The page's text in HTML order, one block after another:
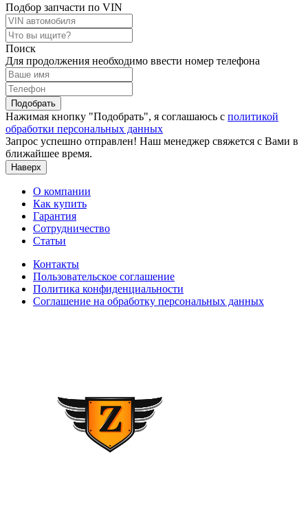
Подбор запчасти по VIN
Поиск
Для продолжения необходимо ввести номер телефона
Подобрать
Нажимая кнопку "Подобрать", я соглашаюсь с политикой
обработки персональных данных
Запрос успешно отправлен! Наш менеджер свяжется с Вами в
ближайшее время.
Наверх
О компании
Как купить
Гарантия
Сотрудничество
Статьи
Контакты
Пользовательское соглашение
Политика конфиденциальности
Соглашение на обработку персональных данных